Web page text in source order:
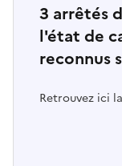
3 arrêtés
l'état de
reconnus
Retrouvez ici